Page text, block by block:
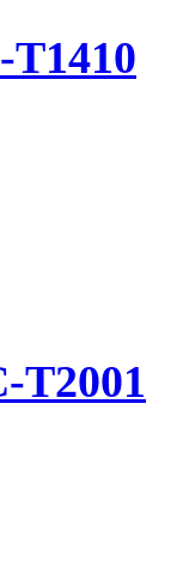
T2001